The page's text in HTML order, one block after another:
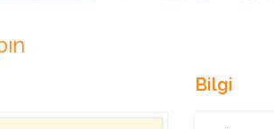
Bilgi